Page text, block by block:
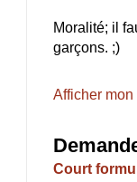
Moralité; il
garçons. ;)
Afficher
Court